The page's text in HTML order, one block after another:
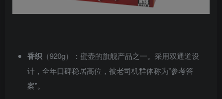
香织 （920g）：蜜壶的旗舰产品之一。采用双通道设
计，全年口碑稳居高位，被老司机群体称为”参考答
案”。